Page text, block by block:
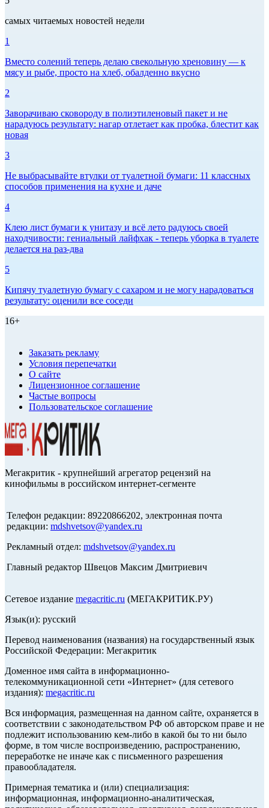
самых читаемых новостей недели
1
Вместо солений теперь делаю свекольную хреновину — к
мясу и рыбе, просто на хлеб, обалденно вкусно
2
Заворачиваю сковороду в полиэтиленовый пакет и не
нарадуюсь результату: нагар отлетает как пробка, блестит как
новая
3
Не выбрасывайте втулки от туалетной бумаги: 11 классных
способов применения на кухне и даче
4
Клею лист бумаги к унитазу и всё лето радуюсь своей
находчивости: гениальный лайфхак - теперь уборка в туалете
делается на раз-два
5
Кипячу туалетную бумагу с сахаром и не могу нарадоваться
результату: оценили все соседи
16+
Заказать рекламу
Условия перепечатки
О сайте
Лицензионное соглашение
Частые вопросы
Пользовательское соглашение
Мегакритик - крупнейший агрегатор рецензий на
кинофильмы в российском интернет-сегменте
Телефон редакции: 89220866202, электронная почта
редакции: mdshvetsov@yandex.ru
Рекламный отдел: mdshvetsov@yandex.ru
Главный редактор Швецов Максим Дмитриевич
Сетевое издание megacritic.ru (МЕГАКРИТИК.РУ)
Язык(и): русский
Перевод наименования (названия) на государственный язык
Российской Федерации: Мегакритик
Доменное имя сайта в информационно-
телекоммуникационной сети «Интернет» (для сетевого
издания): megacritic.ru
Вся информация, размещенная на данном сайте, охраняется в
соответствии с законодательством РФ об авторском праве и не
подлежит использованию кем-либо в какой бы то ни было
форме, в том числе воспроизведению, распространению,
переработке не иначе как с письменного разрешения
правообладателя.
Примерная тематика и (или) специализация:
информационная, информационно-аналитическая,